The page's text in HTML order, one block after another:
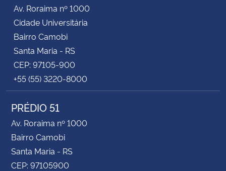
Av. Roraima nº 1000
Cidade Universitária
Bairro Camobi
Santa Maria - RS
CEP: 97105-900
+55 (55) 3220-8000
PRÉDIO 51
Av. Roraima nº 1000
Bairro Camobi
Santa Maria - RS
CEP: 97105900